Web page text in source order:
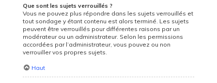
Que sont les sujets verrouillés ?
Vous ne pouvez plus répondre dans les sujets verrouillés et
tout sondage y étant contenu est alors terminé. Les sujets
peuvent être verrouillés pour différentes raisons par un
modérateur ou un administrateur. Selon les permissions
accordées par l’administrateur, vous pouvez ou non
verrouiller vos propres sujets.
Haut